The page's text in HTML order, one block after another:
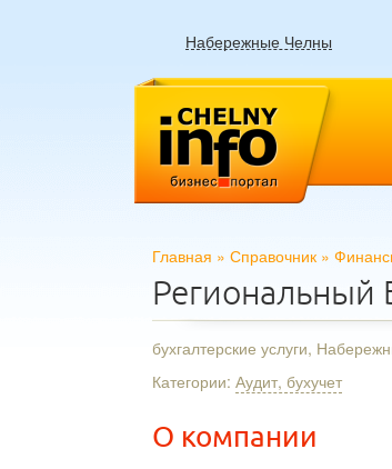
Набережные Челны
Главная » Справочник »
Региональный
бухгалтерские услуги,
Категории: Аудит, бухучет
О компании